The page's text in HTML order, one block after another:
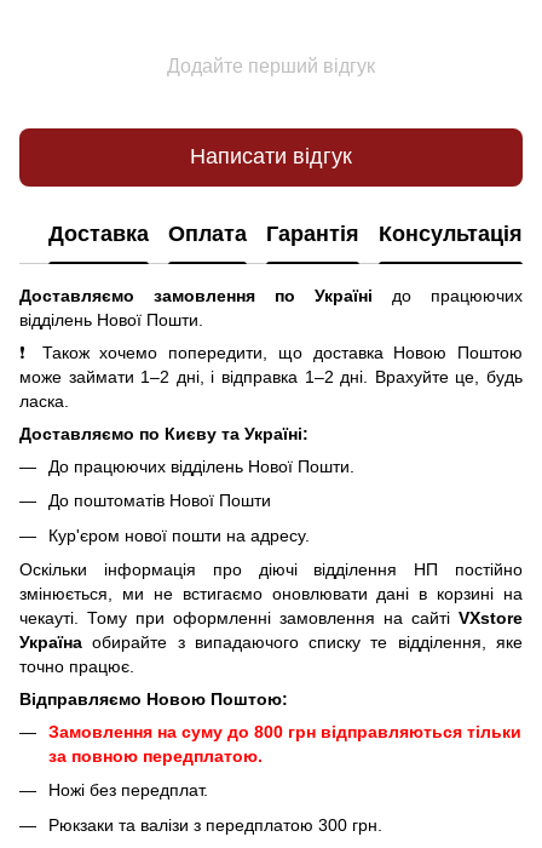
Додайте перший відгук
Написати відгук
Доставка Оплата Гарантія Консультація
Доставляємо замовлення по Україні
до працюючих
відділень Нової Пошти.
❗ Також хочемо попередити, що доставка Новою Поштою
може займати 1–2 дні, і відправка 1–2 дні. Врахуйте це, будь
ласка.
Доставляємо по Києву та Україні:
До працюючих відділень Нової Пошти.
До поштоматів Нової Пошти
Кур'єром нової пошти на адресу.
Оскільки інформація про діючі відділення НП постійно
змінюється, ми не встигаємо оновлювати дані в корзині на
чекауті. Тому при оформленні замовлення на сайті VXstore
Україна обирайте з випадаючого списку те відділення, яке
точно працює.
Відправляємо Новою Поштою:
Замовлення на суму до 800 грн відправляються тільки
за повною передплатою.
Ножі без передплат.
Рюкзаки та валізи з передплатою 300 грн.